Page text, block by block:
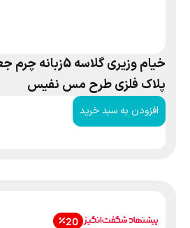
خیام وزیری گلاسه
پلاک فلزی طرح مس نفیس
افزودن به سبد خرید
20